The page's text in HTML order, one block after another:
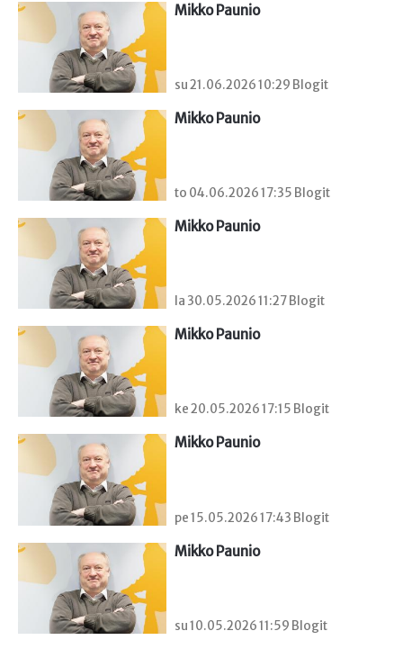
Mikko Paunio
su 21.06.2026 10:29 Blogit
Mikko Paunio
to 04.06.2026 17:35 Blogit
Mikko Paunio
la 30.05.2026 11:27 Blogit
Mikko Paunio
ke 20.05.2026 17:15 Blogit
Mikko Paunio
pe 15.05.2026 17:43 Blogit
Mikko Paunio
su 10.05.2026 11:59 Blogit